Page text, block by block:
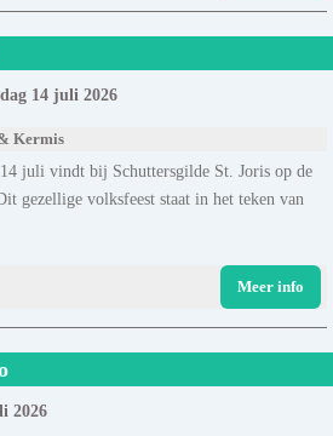
14 juli 2026
Kermis
juli vindt bij Schuttersgilde St. Joris op de
gezellige volksfeest staat in het teken van
Meer info
2026